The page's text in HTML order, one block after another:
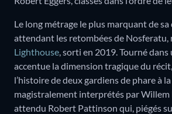
Le long métrage le plus marquant de sa
attendant les retombées de Nosferatu,
Lighthouse , sorti en 2019. Tourné
accentue la dimension tragique du
l’histoire de deux gardiens de phare à
magistralement interprétés par Willem
attendu Robert Pattinson qui, piégés